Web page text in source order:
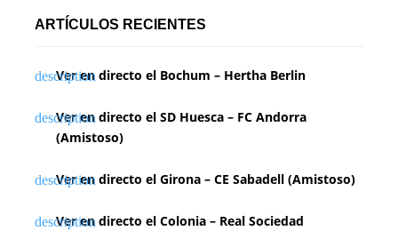
ARTÍCULOS RECIENTES
Ver en directo el Bochum – Hertha Berlin
Ver en directo el SD Huesca – FC Andorra
(Amistoso)
Ver en directo el Girona – CE Sabadell (Amistoso)
Ver en directo el Colonia – Real Sociedad